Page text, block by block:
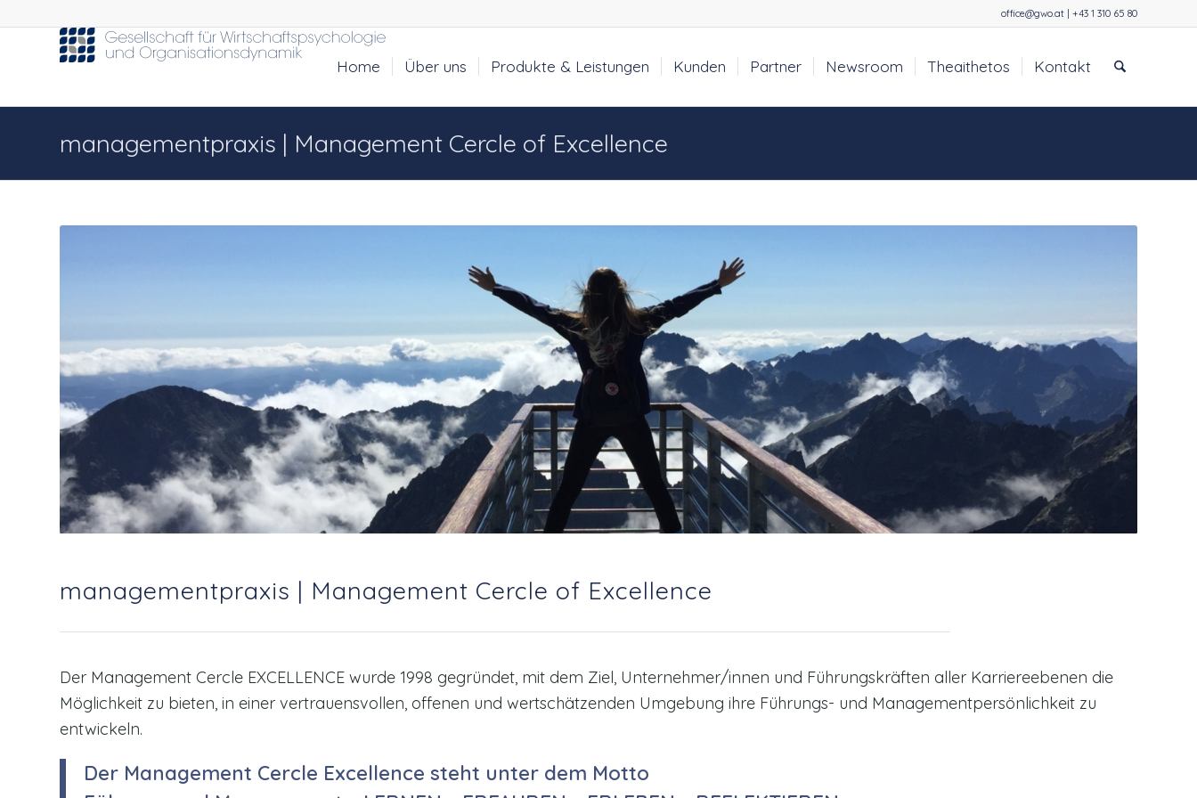
office@gwo.at | +43 1 310 65 80
Home Über uns Produkte & Leistungen Kunden Partner Newsroom Theaithetos Kontakt
managementpraxis | Management Cercle of Excellence
managementpraxis | Management Cercle of Excellence
Der Management Cercle EXCELLENCE wurde 1998 gegründet, mit dem Ziel, Unternehmer/innen und Führungskräften aller Karriereebenen die
Möglichkeit zu bieten, in einer vertrauensvollen, offenen und wertschätzenden Umgebung ihre Führungs- und Managementpersönlichkeit zu
entwickeln.
Der Management Cercle Excellence steht unter dem Motto